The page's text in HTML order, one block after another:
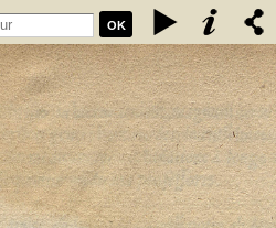
OK
artium, ac medicinae doctoris in
Leonardum Fuchsium germanum
defensione Arabum a domino
- Monteux, Sébastien de